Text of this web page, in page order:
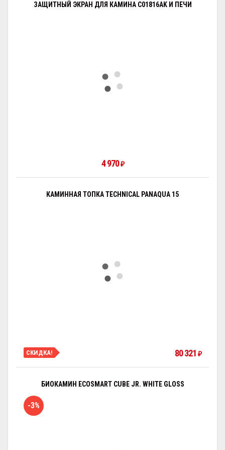
ЗАЩИТНЫЙ ЭКРАН ДЛЯ КАМИНА C01816AK И ПЕЧИ
4 970₽
КАМИННАЯ ТОПКА TECHNICAL PANAQUA 15
СКИДКА! 80 321 ₽
БИОКАМИН ECOSMART CUBE JR. WHITE GLOSS
-3%